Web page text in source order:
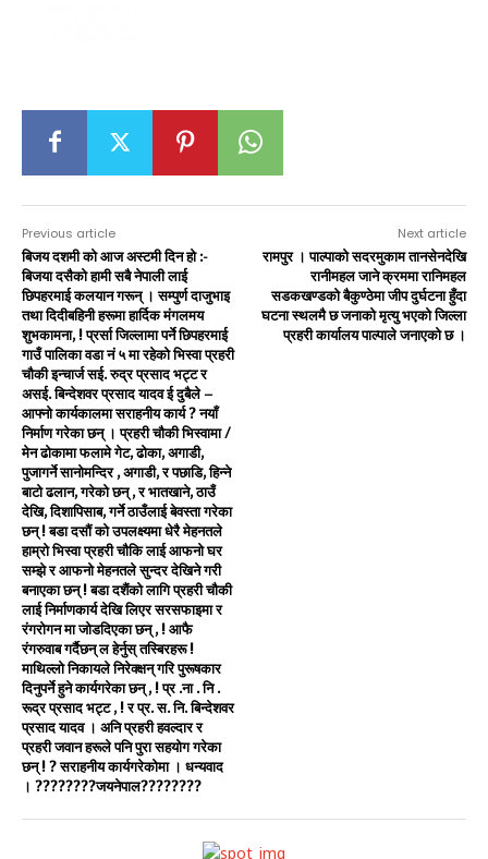
Previous article
बिजय दशमी को आज अस्टमी दिन हो :-
बिजया दसैको हामी सबै नेपाली लाई
छिपहरमाई कलयान गरून् । सम्पुर्ण दाजुभाइ
तथा दिदीबहिनी हरूमा हार्दिक मंगलमय
शुभकामना, ! प्रर्सा जिल्लामा पर्ने छिपहरमाई
गाउँ पालिका वडा नं ५ मा रहेको भिस्वा प्रहरी
चौकी इन्चार्ज सई. रुद्र प्रसाद भट्ट र
असई. बिन्देशवर प्रसाद यादव ई दुबैले –
आफ्नो कार्यकालमा सराहनीय कार्य ? नयाँ
निर्माण गरेका छन् । प्रहरी चाैकी भिस्वामा /
मेन ढोकामा फलामे गेट, ढोका, अगाडी,
पुजागर्ने सानोमन्दिर , अगाडी, र पछाडि, हिन्ने
बाटो ढलान, गरेको छन् , र भातखाने, ठाउँ
देखि, दिशापिसाब, गर्ने ठाउँलाई बेवस्ता गरेका
छन् ! बडा दसौं को उपलक्ष्यमा धेरै मेहनतले
हाम्रो भिस्वा प्रहरी चाैकि लाई आफनो घर
सम्झे र आफनो मेहनतले सुन्दर देखिने गरी
बनाएका छन् ! बडा दशैंको लागि प्रहरी चौकी
लाई निर्माणकार्य देखि लिएर सरसफाइमा र
रंगरोगन मा जोडदिएका छन् , ! आफै
रंगरुवाब गर्दैछन् ल हेर्नुस् तस्बिरहरू !
माथिल्लो निकायले निरेक्क्षन् गरि पुरूषकार
दिनुपर्ने हुने कार्यगरेका छन् , ! प्र .ना . नि .
रूद्र प्रसाद भट्ट , ! र प्र. स. नि. बिन्देशवर
प्रसाद यादव । अनि प्रहरी हवल्दार र
प्रहरी जवान हरूले पनि पुरा सहयोग गरेका
छन् ! ? सराहनीय कार्यगरेकोमा । धन्यवाद
। ????????जयनेपाल????????
Next article
रामपुर । पाल्पाको सदरमुकाम तानसेनदेखि
रानीमहल जाने क्रममा रानिमहल
सडकखण्डको बैकुण्ठेमा जीप दुर्घटना हुँदा
घटना स्थलमै छ जनाको मृत्यु भएको जिल्ला
प्रहरी कार्यालय पाल्पाले जनाएको छ ।